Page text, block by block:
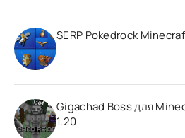
SERP Pokedrock
Gigachad Boss для
1.20